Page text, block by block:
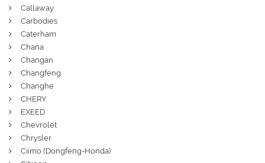
Callaway
Carbodies
Caterham
Chana
Changan
Changfeng
Changhe
CHERY
EXEED
Chevrolet
Chrysler
Ciimo (Dongfeng-Honda)